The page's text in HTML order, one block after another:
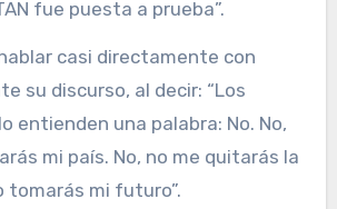
fue puesta a prueba”.
casi directamente con
su discurso, al decir: “Los
entienden una palabra: No. No,
mi país. No, no me quitarás la
tomarás mi futuro”.